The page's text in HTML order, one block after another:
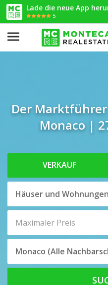
Lade die neue App
5
Der
Monaco |
VERKAUF
Maximaler Preis